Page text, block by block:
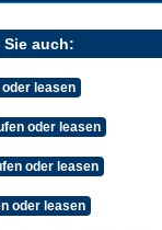
auch:
leasen
oder leasen
oder leasen
oder leasen